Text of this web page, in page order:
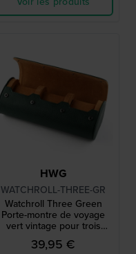
HWG
WATCHROLL-THREE-GR
Watchroll Three Green
Porte-montre de voyage
vert vintage pour trois
montres
39,95 €